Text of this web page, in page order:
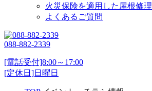
火災保険を適用した屋根修理
よくあるご質問
088-882-2339
[電話受付]8:00～17:00
[定休日]日曜日